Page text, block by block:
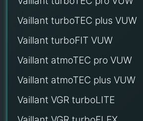
Vaillant turboTEC plus VUW
Vaillant turboFIT VUW
Vaillant atmoTEC pro VUW
Vaillant atmoTEC plus VUW
Vaillant VGR turboLITE